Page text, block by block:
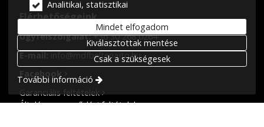
Elérhetőségeink
Ügyfélszolgálat: +36 30 268 0264
E-mail: info@mdfbelteriajto.hu
Facebook
Garanciális feltételek
Általános szerződési feltételek
Analitikai, statisztikai
Mindet elfogadom
Kiválasztottak mentése
Csak a szükségesek
További információ